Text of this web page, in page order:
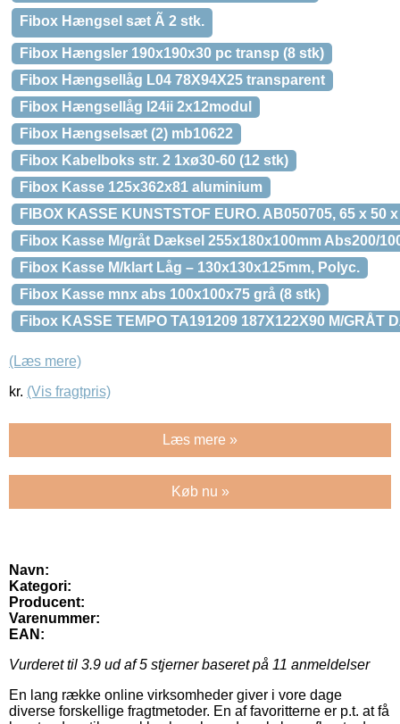
Fibox Hængsel sæt Ã 2 stk.
Fibox Hængsler 190x190x30 pc transp (8 stk)
Fibox Hængsellåg L04 78X94X25 transparent
Fibox Hængsellåg l24ii 2x12modul
Fibox Hængselsæt (2) mb10622
Fibox Kabelboks str. 2 1xø30-60 (12 stk)
Fibox Kasse 125x362x81 aluminium
FIBOX KASSE KUNSTSTOF EURO. AB050705, 65 x 50
Fibox Kasse M/gråt Dæksel 255x180x100mm Abs200/
Fibox Kasse M/klart Låg – 130x130x125mm, Polyc.
Fibox Kasse mnx abs 100x100x75 grå (8 stk)
Fibox KASSE TEMPO TA191209 187X122X90 M/GRÅT
(Læs mere)
kr. (Vis fragtpris)
Læs mere »
Køb nu »
Navn:
Kategori:
Producent:
Varenummer:
EAN:
Vurderet til 3.9 ud af 5 stjerner baseret på 11 anmeldelser
En lang række online virksomheder giver i vore dage
diverse forskellige fragtmetoder. En af favoritterne er p.t. at få